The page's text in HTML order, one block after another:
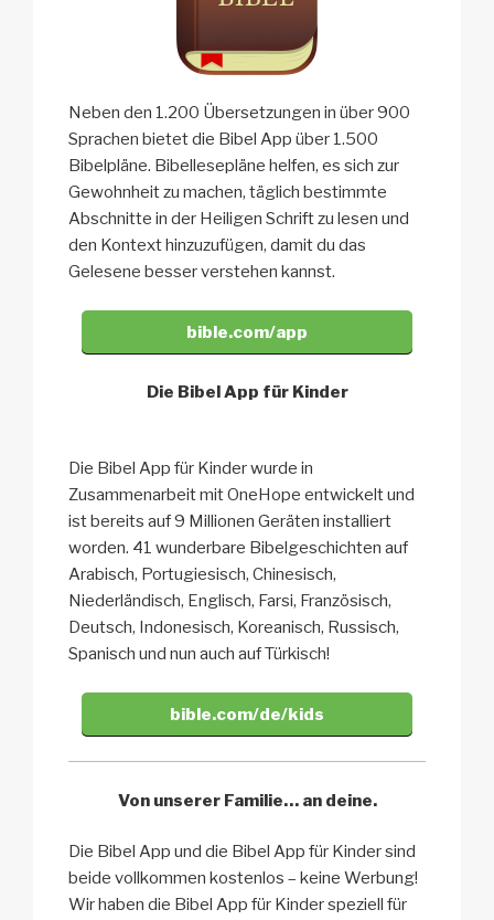
Neben den 1.200 Übersetzungen in über 900
Sprachen bietet die Bibel App über 1.500
Bibelpläne. Bibellesepläne helfen, es sich zur
Gewohnheit zu machen, täglich bestimmte
Abschnitte in der Heiligen Schrift zu lesen und
den Kontext hinzuzufügen, damit du das
Gelesene besser verstehen kannst.
bible.com/app
Die Bibel App für Kinder
Die Bibel App für Kinder wurde in
Zusammenarbeit mit OneHope entwickelt und
ist bereits auf 9 Millionen Geräten installiert
worden. 41 wunderbare Bibelgeschichten auf
Arabisch, Portugiesisch, Chinesisch,
Niederländisch, Englisch, Farsi, Französisch,
Deutsch, Indonesisch, Koreanisch, Russisch,
Spanisch und nun auch auf Türkisch!
bible.com/de/kids
Von unserer Familie… an deine.
Die Bibel App und die Bibel App für Kinder sind
beide vollkommen kostenlos – keine Werbung!
Wir haben die Bibel App für Kinder speziell für